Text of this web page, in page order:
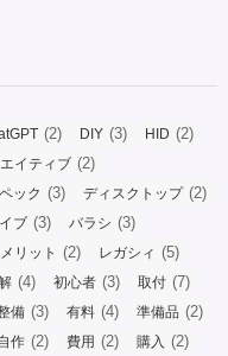
(2) DIY (3) HID (2)
イティブ (2)
ック (3) ディスクトップ(2)
ブ (3) バラシ (3)
メリット (2) レガシィ (5)
(4) 初心者 (3) 取付 (7)
備 (3) 有料 (4) 準備品 (2)
作 (2) 費用 (2) 購入 (2)